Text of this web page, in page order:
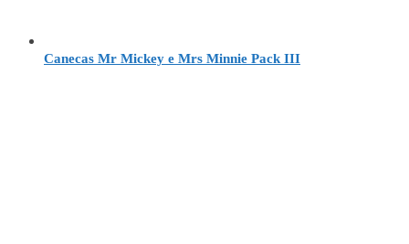
Canecas Mr Mickey e Mrs Minnie Pack III